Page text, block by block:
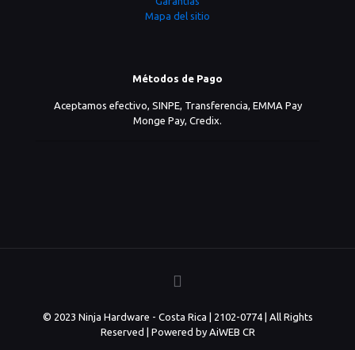
Mapa del sitio
Métodos de Pago
Aceptamos efectivo, SINPE, Transferencia, EMMA Pay
Monge Pay, Credix.
© 2023 Ninja Hardware - Costa Rica | 2102-0774 | All Rights
Reserved | Powered by AiWEB CR